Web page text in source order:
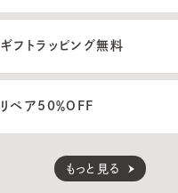
ギフトラッピング無料
リペア50％OFF
もっと見る